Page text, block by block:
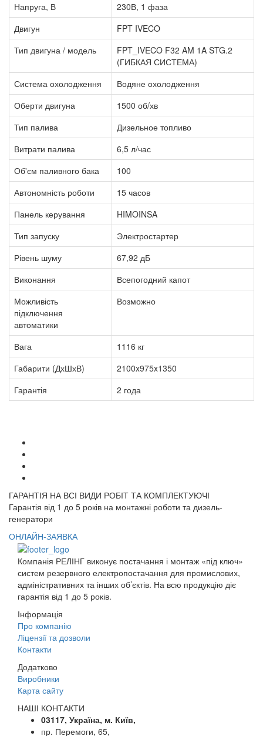
Напруга, В
230В, 1 фаза
Двигун
FPT IVECO
Тип двигуна / модель
FPT_IVECO F32 AM 1A STG.2
(ГИБКАЯ СИСТЕМА)
Система охолодження
Водяне охолодження
Оберти двигуна
1500 об/хв
Тип палива
Дизельное топливо
Витрати палива
6,5 л/час
Об'єм паливного бака
100
Автономність роботи
15 часов
Панель керування
HIMOINSA
Тип запуску
Электростартер
Рівень шуму
67,92 дБ
Виконання
Всепогодний капот
Можливість
підключення
автоматики
Возможно
Вага
1116 кг
Габарити (ДхШхВ)
2100x975x1350
Гарантія
2 года
ГАРАНТІЯ НА ВСІ ВИДИ РОБІТ ТА КОМПЛЕКТУЮЧІ
Гарантія від 1 до 5 років на монтажні роботи та дизель-
генератори
ОНЛАЙН-ЗАЯВКА
Компанія РЕЛІНГ виконує постачання і монтаж «під ключ»
систем резервного електропостачання для промислових,
адміністративних та інших об’єктів. На всю продукцію діє
гарантія від 1 до 5 років.
Інформація
Про компанію
Ліцензії та дозволи
Контакти
Додатково
Виробники
Карта сайту
НАШІ КОНТАКТИ
03117, Україна, м. Київ,
пр. Перемоги, 65,